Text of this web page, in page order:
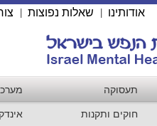
אודותינו שאלות נפוצות
תעסוקה
חוקים ותקנות